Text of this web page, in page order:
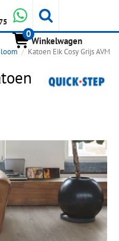
Whatsapp
0
Winkelwagen
Katoen Eik Cosy Grijs